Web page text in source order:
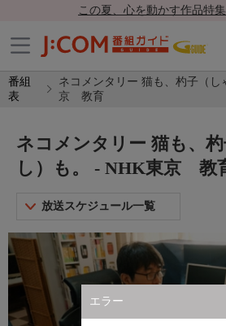
この夏、心を動かす作品特
番組
表
ネコメンタリー 猫も、杓子（し
京 教育
エラー
ネコメンタリー 猫も、杓
し）も。 - NHK東京 教
放送スケジュール一覧